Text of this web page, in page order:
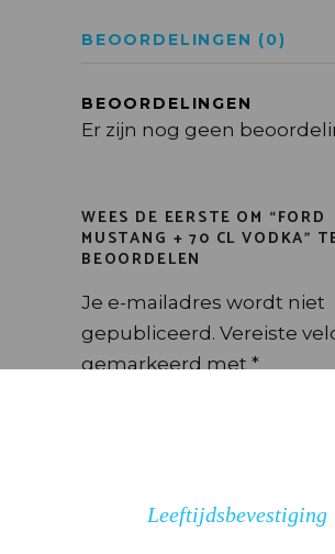
Leeftijdsbevestiging
BEOORDELINGEN (0)
BEOORDELINGEN
Er zijn nog geen
WEES DE EERSTE OM “FORD
MUSTANG + 70 CL VODKA”
BEOORDELEN
Je e-mailadres wordt niet
gepubliceerd. Vereiste
gemarkeerd met *